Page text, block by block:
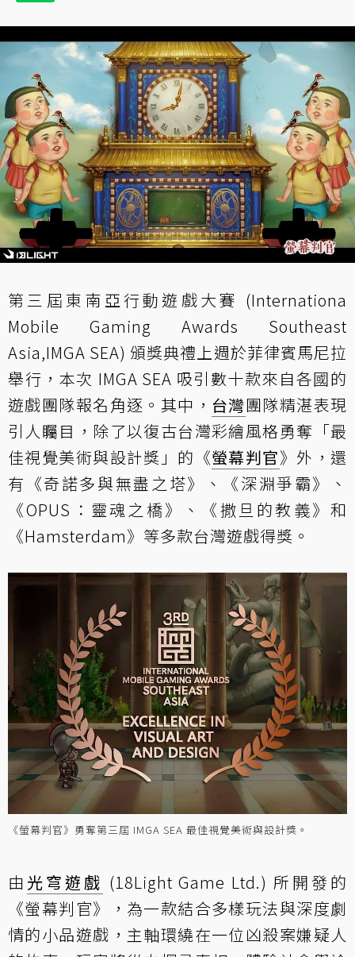
第三屆東南亞行動遊戲大賽 (Internationa
Mobile Gaming Awards Southeast
Asia,IMGA SEA) 頒獎典禮上週於菲律賓馬尼拉
舉行，本次 IMGA SEA 吸引數十款來自各國的
遊戲團隊報名角逐。其中， 台灣團隊精湛表現
引人矚目，除了以復古台灣彩繪風格勇奪「最
佳視覺美術與設計獎」的《螢幕判官》外，還
有《奇諾多與無盡之塔》、《深淵爭霸》、
《OPUS：靈魂之橋》、《撒旦的教義》和
《Hamsterdam》等多款台灣遊戲得獎。
《螢幕判官》勇奪第三屆 IMGA SEA 最佳視覺美術與設計獎。
由 光穹遊戲 (18Light Game Ltd.) 所開發的
《螢幕判官》，為一款結合多樣玩法與深度劇
情的小品遊戲，主軸環繞在一位凶殺案嫌疑人